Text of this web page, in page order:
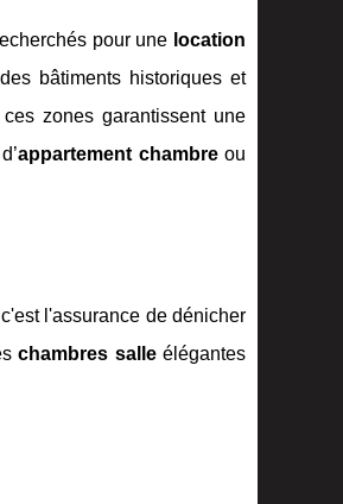
pour une location
bâtiments historiques et
ces zones garantissent une
appartement chambreou
l'assurance de dénicher
chambres salleélégantes